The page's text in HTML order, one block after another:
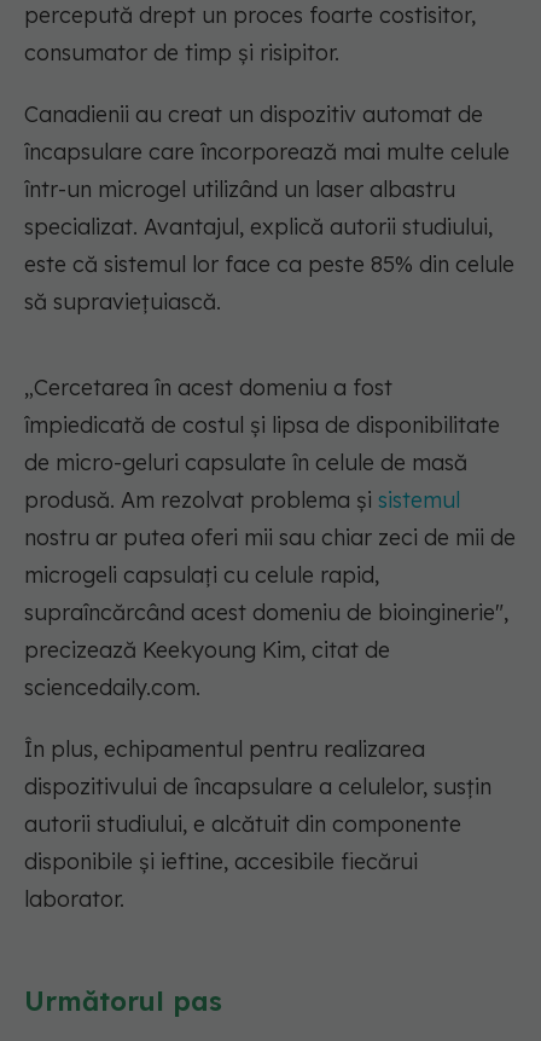
percepută drept un proces foarte costisitor,
consumator de timp și risipitor.
Canadienii au creat un dispozitiv automat de
încapsulare care încorporează mai multe celule
într-un microgel utilizând un laser albastru
specializat. Avantajul, explică autorii studiului,
este că sistemul lor face ca peste 85% din celule
să supraviețuiască.
„Cercetarea în acest domeniu a fost
împiedicată de costul și lipsa de disponibilitate
de micro-geluri capsulate în celule de masă
produsă. Am rezolvat problema și sistemul
nostru ar putea oferi mii sau chiar zeci de mii de
microgeli capsulați cu celule rapid,
supraîncărcând acest domeniu de bioinginerie",
precizează Keekyoung Kim, citat de
sciencedaily.com.
În plus, echipamentul pentru realizarea
dispozitivului de încapsulare a celulelor, susțin
autorii studiului, e alcătuit din componente
disponibile și ieftine, accesibile fiecărui
laborator.
Următorul pas